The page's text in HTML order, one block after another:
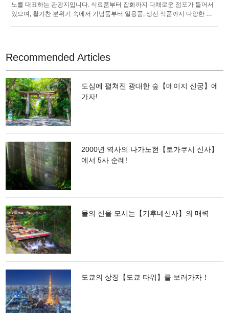
노를 대표하는 관광지입니다. 식료품부터 잡화까지 다채로운 점포가 들어서
있으며, 활기찬 분위기 속에서 기념품부터 일용품, 생선 식품까지 다양한 쇼
양식점 등의 음식점도 많이 있으니, 우에노 동물원과 미술관, 박물관 등을 즐
긴 뒤에 들러보시는 것은 어떨까요?
Recommended Articles
도심에 펼쳐진 광대한 숲【메이지 신궁】에
가자!
2000년 역사의 나가노현【토가쿠시 신사】
에서 5사 순례!
물의 신을 모시는【기후네신사】의 매력
도쿄의 상징【도쿄 타워】를 보러가자！